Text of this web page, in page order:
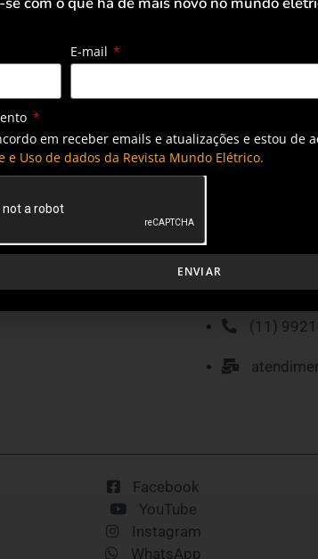
(11)
Facebook
YouTube
Instagram
WhatsApp
E-mail
em receber emails e atualizações e estou de
e Uso de dados da Revista Mundo Elétrico.
ENVIAR